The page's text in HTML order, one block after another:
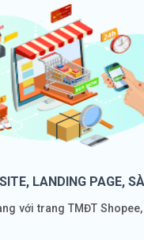
LANDING PAGE,
với trang TMĐT